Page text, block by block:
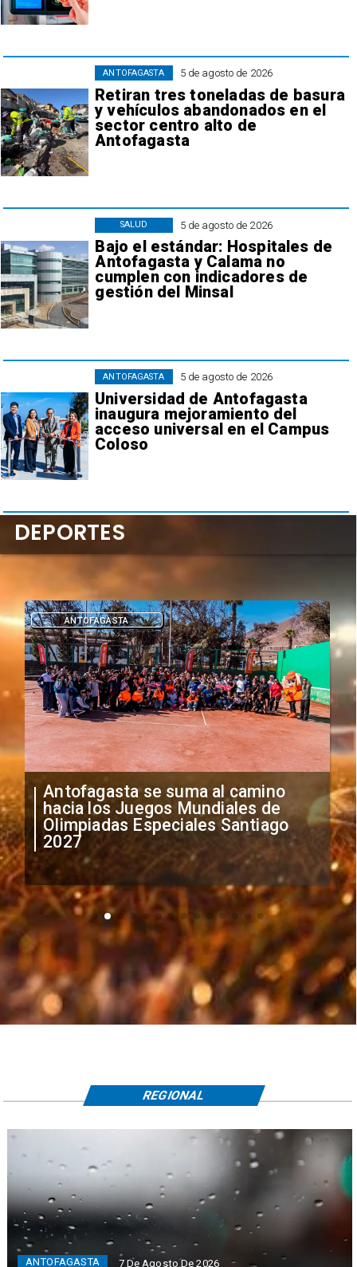
5 de agosto de 2026
Retiran tres toneladas de basura
y vehículos abandonados en el
sector centro alto de
Antofagasta
ANTOFAGASTA
5 de agosto de 2026
Bajo el estándar: Hospitales de
Antofagasta y Calama no
cumplen con indicadores de
gestión del Minsal
SALUD
5 de agosto de 2026
Universidad de Antofagasta
inaugura mejoramiento del
acceso universal en el Campus
Coloso
ANTOFAGASTA
"Falta de profesionalismo": Sifup
anuncia medidas por situación
irregular de futbolistas
extranjeros
DEPORTES
DEPORTES
ANTOFAGASTA 7 De Agosto De 2026
REGIONAL